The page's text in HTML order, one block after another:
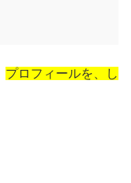
プロフィールを、し